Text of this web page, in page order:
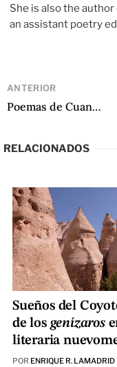
She is also the author
an assistant poetry
ANTERIOR
Poemas de Cuando no estoy cerca de Annita Costa Malufe
RELACIONADOS
Sueños del
de los genízaros
literaria
POR ENRIQUE R. LAMADRID